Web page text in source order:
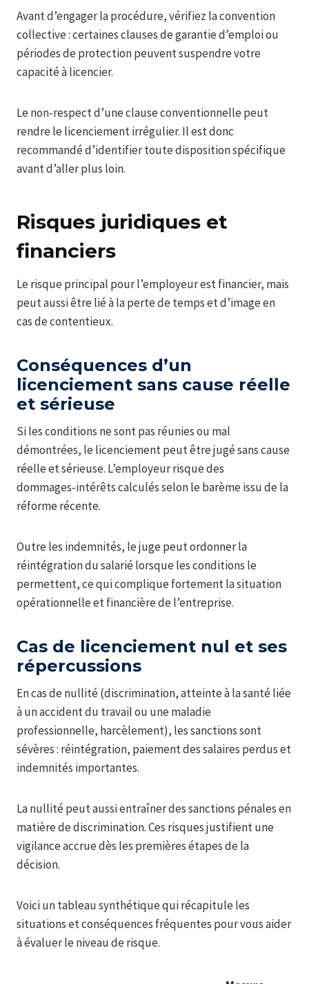
Avant d’engager la procédure, vérifiez la convention
collective : certaines clauses de garantie d’emploi ou
périodes de protection peuvent suspendre votre
capacité à licencier.
Le non-respect d’une clause conventionnelle peut
rendre le licenciement irrégulier. Il est donc
recommandé d’identifier toute disposition spécifique
avant d’aller plus loin.
Risques juridiques et
financiers
Le risque principal pour l’employeur est financier, mais
peut aussi être lié à la perte de temps et d’image en
cas de contentieux.
Conséquences d’un
licenciement sans cause réelle
et sérieuse
Si les conditions ne sont pas réunies ou mal
démontrées, le licenciement peut être jugé sans cause
réelle et sérieuse. L’employeur risque des
dommages‑intérêts calculés selon le barème issu de la
réforme récente.
Outre les indemnités, le juge peut ordonner la
réintégration du salarié lorsque les conditions le
permettent, ce qui complique fortement la situation
opérationnelle et financière de l’entreprise.
Cas de licenciement nul et ses
répercussions
En cas de nullité (discrimination, atteinte à la santé liée
à un accident du travail ou une maladie
professionnelle, harcèlement), les sanctions sont
sévères : réintégration, paiement des salaires perdus et
indemnités importantes.
La nullité peut aussi entraîner des sanctions pénales en
matière de discrimination. Ces risques justifient une
vigilance accrue dès les premières étapes de la
décision.
Voici un tableau synthétique qui récapitule les
situations et conséquences fréquentes pour vous aider
à évaluer le niveau de risque.